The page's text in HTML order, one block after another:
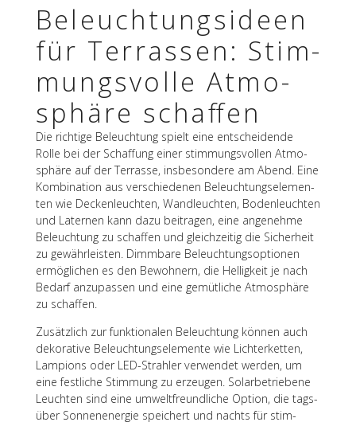
Beleuch­tungs­ideen
für Terras­sen: Stim­
mungs­volle Atmo­
sphäre schaffen
Die rich­tige Beleuch­tung spielt eine entschei­dende
Rolle bei der Schaf­fung einer stim­mungs­vol­len Atmo­
sphäre auf der Terrasse, insbe­son­dere am Abend. Eine
Kombi­na­tion aus verschie­de­nen Beleuch­tungs­ele­men­
ten wie Decken­leuch­ten, Wand­leuch­ten, Boden­leuch­ten
und Later­nen kann dazu beitra­gen, eine ange­nehme
Beleuch­tung zu schaf­fen und gleich­zei­tig die Sicher­heit
zu gewähr­leis­ten. Dimm­bare Beleuch­tungs­op­tio­nen
ermög­li­chen es den Bewoh­nern, die Hellig­keit je nach
Bedarf anzu­pas­sen und eine gemüt­li­che Atmo­sphäre
zu schaffen.
Zusätz­lich zur funk­tio­na­len Beleuch­tung können auch
deko­ra­tive Beleuch­tungs­ele­mente wie Lich­ter­ket­ten,
Lampi­ons oder LED-Strah­ler verwen­det werden, um
eine fest­li­che Stim­mung zu erzeu­gen. Solar­be­trie­bene
Leuch­ten sind eine umwelt­freund­li­che Option, die tags­
über Sonnen­en­er­gie spei­chert und nachts für stim­